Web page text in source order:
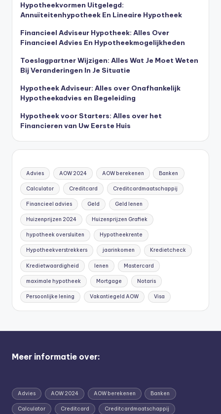
Hypotheekvormen Uitgelegd:
Annuïteitenhypotheek En Lineaire Hypotheek
Financieel Adviseur Hypotheek: Alles Over
Financieel Advies En Hypotheekmogelijkheden
Toeslagpartner Wijzigen: Alles Wat Je Moet Weten
Bij Veranderingen In Je Situatie
Hypotheek Adviseur: Alles over Onafhankelijk
Hypotheekadvies en Begeleiding
Hypotheek voor Starters: Alles over het
Financieren van Uw Eerste Huis
Advies AOW 2024 AOW berekenen Banken
Calculator Creditcard Creditcardmaatschappij
Financieel advies Geld Geld lenen
Huizenprijzen 2024 Huizenprijzen Grafiek
hypotheek oversluiten Hypotheekrente
Hypotheekverstrekkers jaarinkomen Kredietcheck
Kredietwaardigheid lenen Mastercard
maximale hypotheek Mortgage Notaris
Persoonlijke lening Vakantiegeld AOW Visa
Meer informatie over:
Advies AOW 2024 AOW berekenen Banken
Calculator Creditcard Creditcardmaatschappij